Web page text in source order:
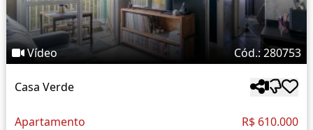
Vídeo Cód.: 280753
Casa Verde
Apartamento R$ 610.000